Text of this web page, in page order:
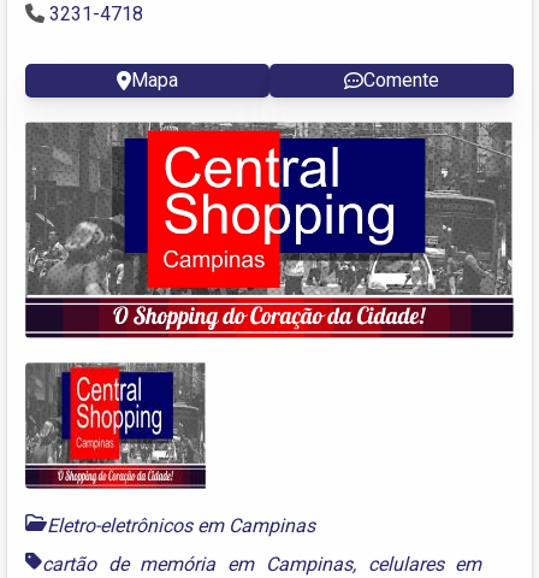
3231-4718
Mapa Comente
Eletro-eletrônicos em Campinas
cartão de memória em Campinas, celulares em